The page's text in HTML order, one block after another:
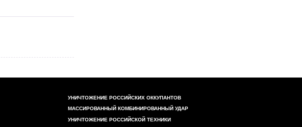
УНИЧТОЖЕНИЕ РОССИЙСКИХ ОККУПАНТОВ
МАССИРОВАННЫЙ КОМБИНИРОВАННЫЙ УДАР
УНИЧТОЖЕНИЕ РОССИЙСКОЙ ТЕХНИКИ